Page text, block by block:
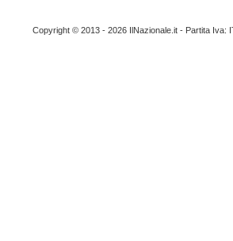
Copyright © 2013 - 2026 IlNazionale.it - Partita Iva: